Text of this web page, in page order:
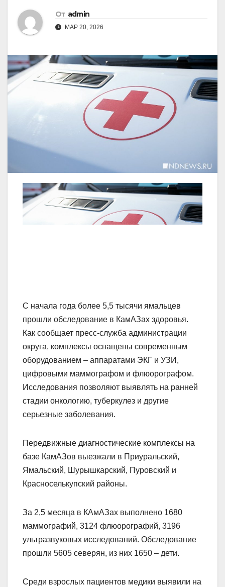
От admin
МАР 20, 2026
С начала года более 5,5 тысячи ямальцев
прошли обследование в КамАЗах здоровья.
Как сообщает пресс-служба администрации
округа, комплексы оснащены современным
оборудованием – аппаратами ЭКГ и УЗИ,
цифровыми маммографом и флюорографом.
Исследования позволяют выявлять на ранней
стадии онкологию, туберкулез и другие
серьезные заболевания.
Передвижные диагностические комплексы на
базе КамАЗов выезжали в Приуральский,
Ямальский, Шурышкарский, Пуровский и
Красноселькупский районы.
За 2,5 месяца в КАмАЗах выполнено 1680
маммографий, 3124 флюорографий, 3196
ультразвуковых исследований. Обследование
прошли 5605 северян, из них 1650 – дети.
Среди взрослых пациентов медики выявили на